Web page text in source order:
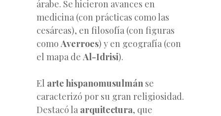
árabe. Se hicieron avances en
medicina (con prácticas como las
cesáreas), en filosofía (con figuras
como Averroes) y en geografía (con
el mapa de Al-Idrisi).
El arte hispanomusulmán se
caracterizó por su gran religiosidad.
Destacó la arquitectura, que